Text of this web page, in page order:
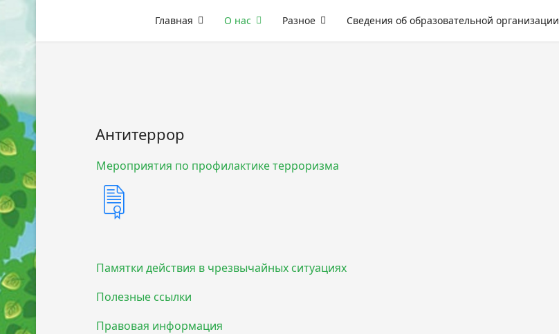
Главная О нас Разное Сведения об образовательной организации
Антитеррор
Мероприятия по профилактике терроризма
Памятки действия в чрезвычайных ситуациях
Полезные ссылки
Правовая информация